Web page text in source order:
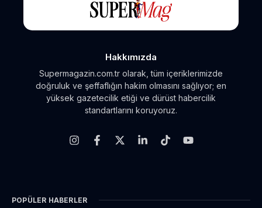
Hakkımızda
Supermagazin.com.tr olarak, tüm içeriklerimizde
doğruluk ve şeffaflığın hakim olmasını sağlıyor; en
yüksek gazetecilik etiği ve dürüst habercilik
standartlarını koruyoruz.
POPÜLER HABERLER